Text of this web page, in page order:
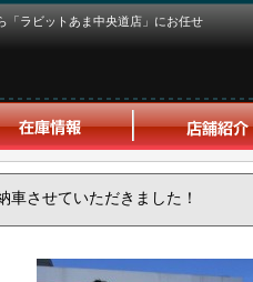
「ラビットあま中央道店」にお任せ
させていただきました！